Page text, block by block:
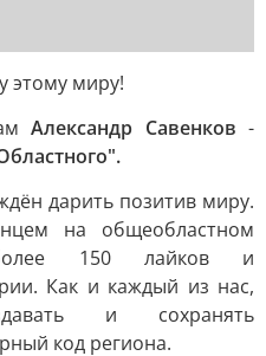
этому миру!
Александр Савенков -
дарить позитив миру.
на общеобластном
150 лайков и
Как и каждый из нас,
и сохранять
код региона.